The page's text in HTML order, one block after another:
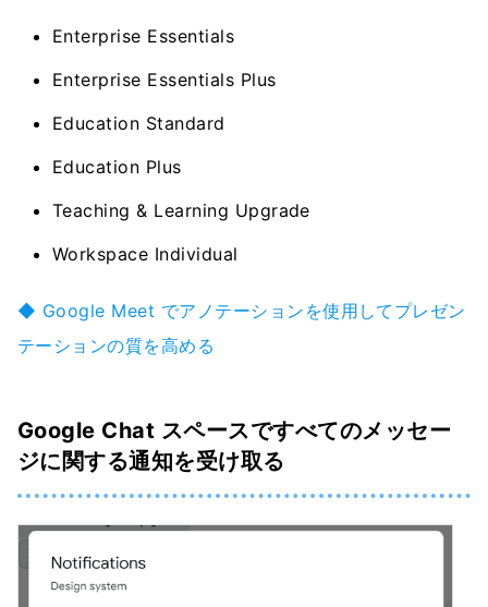
Enterprise Essentials
Enterprise Essentials Plus
Education Standard
Education Plus
Teaching & Learning Upgrade
Workspace Individual
◆ Google Meet でアノテーションを使用してプレゼン
テーションの質を高める
Google Chat スペースですべてのメッセー
ジに関する通知を受け取る